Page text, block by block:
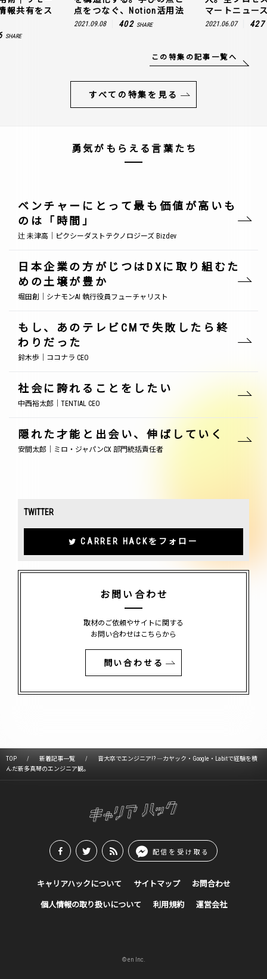
報共有をス
SHARE
点をつなぐ、Notion活用法
2021.09.08 402 SHARE
マートニュー
2021.06.07 427
この特集の記事一覧へ
すべての特集を見る
勇気がもらえる言葉たち
ベンチャーにとって最も価値が高いも
のは「時間」
辻 未津高｜ピクシーダストテクノロジーズ Bizdev
日本企業の方がじつはDXに取り組むた
めの土壌が豊か
堀田創｜シナモンAI 執行役員フューチャリスト
もし、あのテレビCMで失敗したら終
わりだった
鈴木歩｜ココナラ CEO
社会に誇れることをしたい
中西裕太郎｜TENTIAL CEO
隠れた才能と出会い、伸ばしていく
安間太郎｜ミロ・ジャパンCX 部門統括責任者
TWITTER
CARRER HACKをフォロー
お問い合わせ
取材のご依頼やサイトに関する
お問い合わせはこちらから
問い合わせる
TOP 新着記事一覧
音大卒でエンジニア!? ―カヤック・Google・Labitで経験を積
んだ新多真琴のエンジニア観。
配信を受け取る
キャリアハックについて サイトマップ お問合わせ
個人情報の取り扱いについて 利用規約 運営会社
© en Inc.